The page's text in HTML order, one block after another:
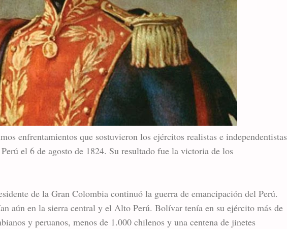
enfrentamientos que sostuvieron los ejércitos realistas e independentistas
el 6 de agosto de 1824. Su resultado fue la victoria de los
de la Gran Colombia continuó la guerra de emancipación del Perú.
aún en la sierra central y el Alto Perú. Bolívar tenía en su ejército más de
y peruanos, menos de 1.000 chilenos y una centena de jinetes